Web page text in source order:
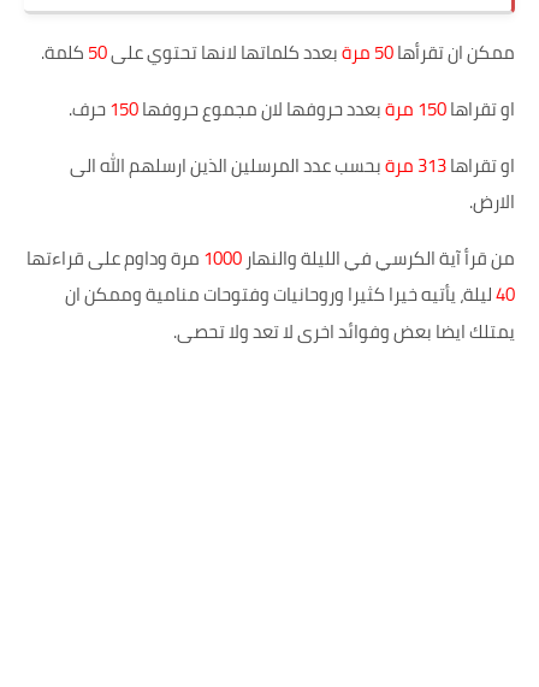
ممكن ان تقرأها50 مرة بعدد كلماتها لانها تحتوي على50كلمة.
او تقراها150 مرة بعدد حروفها لان مجموع حروفها150حرف.
او تقراها
بحسب عدد المرسلين الذين ارسلهم الله الى
الارض.
من قرأ آية الكرسي في الليلة والنهار 1000مرة وداوم على قراءتها
40ليلة، يأتيه خيرا كثيرا وروحانيات وفتوحات منامية وممكن ان
يمتلك ايضا بعض وفوائد اخرى لا تعد ولا تحصى.